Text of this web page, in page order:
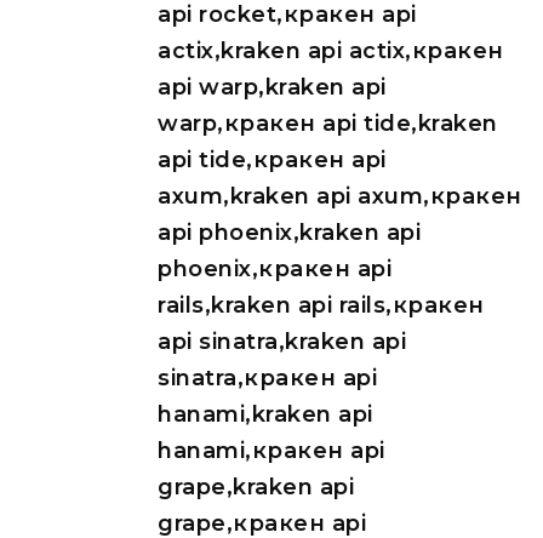
api rocket,кракен api
actix,kraken api actix,кракен
api warp,kraken api
warp,кракен api tide,kraken
api tide,кракен api
axum,kraken api axum,кракен
api phoenix,kraken api
phoenix,кракен api
rails,kraken api rails,кракен
api sinatra,kraken api
sinatra,кракен api
hanami,kraken api
hanami,кракен api
grape,kraken api
grape,кракен api